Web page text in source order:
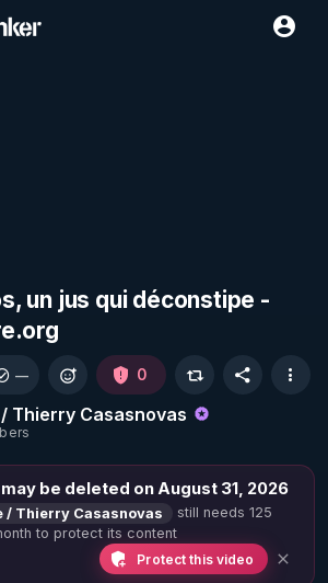
un jus qui déconstipe -
Thierry Casasnovas
— 0
be deleted on August 31, 2026
/ Thierry Casasnovas
still needs 125
to protect its content
Protect this video